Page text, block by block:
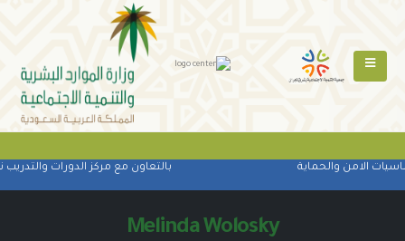
الامن والحماية بالتعاون مع مركز الدورات والتدريب
Melinda Wolosky